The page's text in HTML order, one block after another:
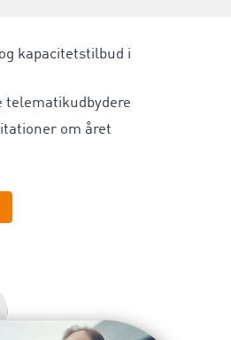
kapacitetstilbud i
telematikudbydere
om året